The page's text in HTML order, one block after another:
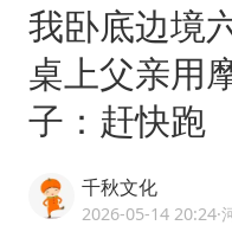
我卧底边境
桌上父亲用
子：赶快跑
千秋文化
2026-05-14 20:24·